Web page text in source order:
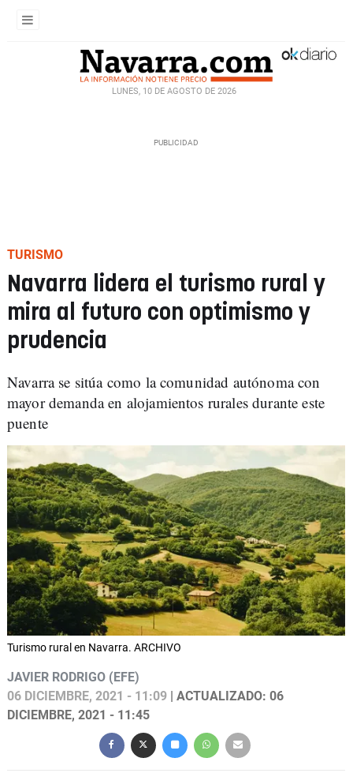
LUNES, 10 DE AGOSTO DE 2026
TURISMO
Navarra lidera el turismo rural y
mira al futuro con optimismo y
prudencia
Navarra se sitúa como la comunidad autónoma con
mayor demanda en alojamientos rurales durante este
puente
Turismo rural en Navarra. ARCHIVO
JAVIER RODRIGO (EFE)
06 DICIEMBRE, 2021 - 11:09 | ACTUALIZADO: 06
DICIEMBRE, 2021 - 11:45